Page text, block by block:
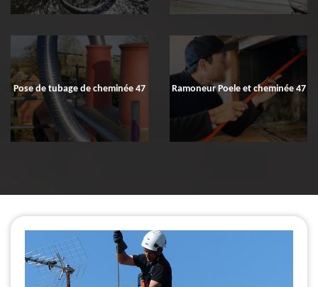
Pose de tubage de cheminée 47 Ramoneur Poele et cheminée 47